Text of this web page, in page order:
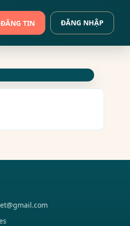
ĐĂNG TIN ĐĂNG NHẬP